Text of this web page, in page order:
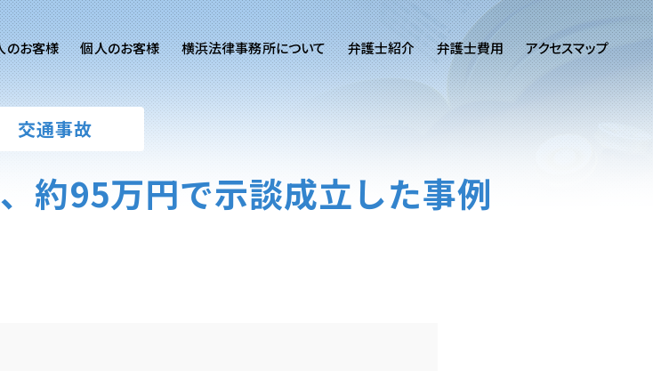
のお客様
労務専用サイト
個人のお客様
談
刑事事件
横浜法律事務所について 弁護士紹介 弁護士費用 アクセスマップ
交通事故
約95万円で示談成立した事例